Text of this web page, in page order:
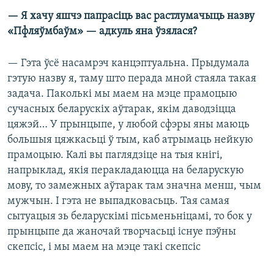
— Я хачу яшчэ папрасіць вас растлумачыць назву
«Пфляўмбаўм» — адкуль яна ўзялася?
— Гэта ўсё насамрэч канцэптуальна. Прыдумала
гэтую назву я, таму што перада мной стаяла такая
задача. Паколькі мы маем на мэце прамоцыю
сучасных беларускіх аўтарак, якім даводзіцца
цяжэй… У прынцыпе, у любой сфэры яны маюць
большыя цяжкасьці ў тым, каб атрымаць нейкую
прамоцыю. Калі вы паглядзіце на тыя кнігі,
напрыклад, якія перакладаюцца на беларускую
мову, то замежных аўтарак там значна менш, чым
мужчын. І гэта не выпадковасьць. Тая самая
сытуацыя зь беларускімі пісьменьніцамі, то бок у
прынцыпе да жаночай творчасьці існуе пэўны
скепсіс, і мы маем на мэце такі скепсіс